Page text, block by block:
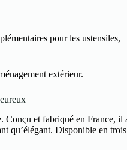
pour les ustensiles,
extérieur.
et fabriqué en France, il
qu’élégant. Disponible en